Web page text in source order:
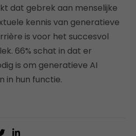
dat gebrek aan menselijke
kennis van generatieve
is voor het succesvol
66% schat in dat er
is om generatieve AI
in hun functie.